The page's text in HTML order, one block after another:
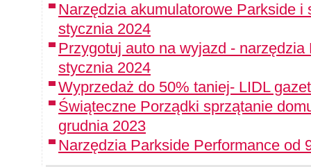
Narzędzia akumulatorowe Parkside i
stycznia 2024
Przygotuj auto na wyjazd -
stycznia 2024
Wyprzedaż do 50% taniej- LIDL
Świąteczne Porządki sprzątanie
grudnia 2023
Narzędzia Parkside Performance od